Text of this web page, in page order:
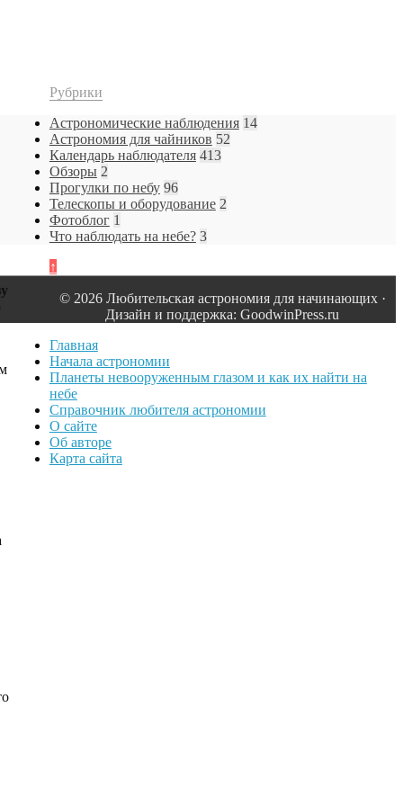
Рубрики
Астрономические наблюдения 14
Астрономия для чайников 52
Календарь наблюдателя 413
Обзоры 2
Прогулки по небу 96
Телескопы и оборудование 2
Фотоблог 1
Что наблюдать на небе? 3
↑
© 2026 Любительская астрономия для начинающих ·
Дизайн и поддержка: GoodwinPress.ru
Главная
Начала астрономии
Планеты невооруженным глазом и как их найти на
небе
Справочник любителя астрономии
О сайте
Об авторе
Карта сайта